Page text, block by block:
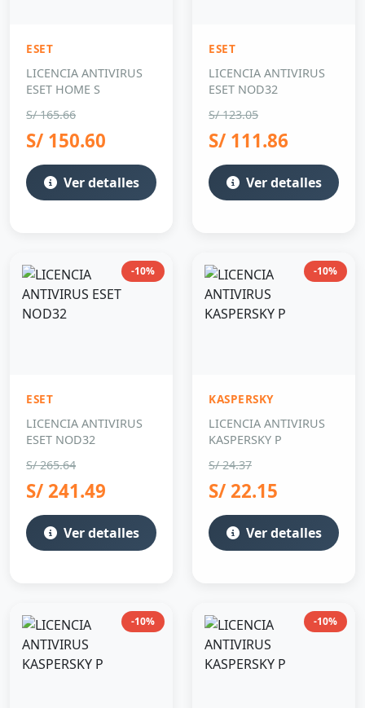
ESET
LICENCIA ANTIVIRUS
ESET HOME S
S/ 165.66
S/ 150.60
Ver detalles
ESET
LICENCIA ANTIVIRUS
ESET NOD32
S/ 123.05
S/ 111.86
Ver detalles
-10%
ESET
LICENCIA ANTIVIRUS
ESET NOD32
S/ 265.64
S/ 241.49
Ver detalles
-10%
KASPERSKY
LICENCIA ANTIVIRUS
KASPERSKY P
S/ 24.37
S/ 22.15
Ver detalles
-10% -10%